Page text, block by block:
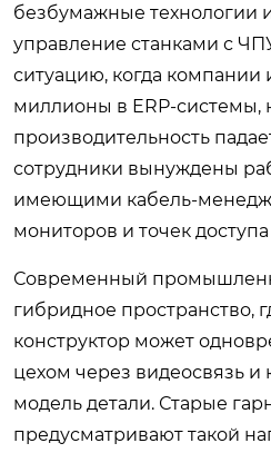
безбумажные технологии
управление станками с
ситуацию, когда компании
миллионы в ERP-системы,
производительность
сотрудники вынуждены
имеющими кабель-
мониторов и точек доступа
Современный
гибридное пространство,
конструктор может
цехом через видеосвязь и
модель детали. Старые
предусматривают такой